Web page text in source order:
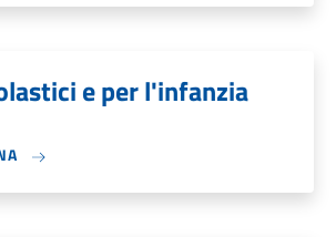
e per l'infanzia